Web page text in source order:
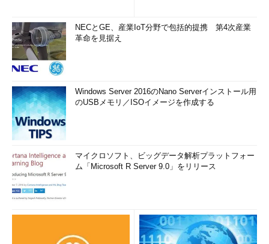
NECとGE、産業IoT分野で包括的提携 第4次産業
革命を見据え
Windows Server 2016のNano Serverインストール用
のUSBメモリ／ISOイメージを作成する
マイクロソフト、ビッグデータ解析プラットフォー
ム「Microsoft R Server 9.0」をリリース